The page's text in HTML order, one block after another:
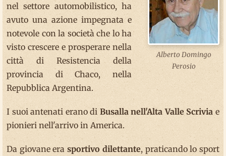
Alberto Domingo
Perosio
nel settore automobilistico, ha
avuto una azione impegnata e
notevole con la società che lo ha
visto crescere e prosperare nella
città di Resistencia della
provincia di Chaco, nella
Repubblica Argentina.
I suoi antenati erano diBusalla nell'Alta Valle Scrivia e
pionieri nell'arrivo in America.
Da giovane erasportivo dilettante, praticando lo sport